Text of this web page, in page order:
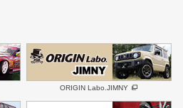
三菱
デリカ D:5
リアゲート
メンテナンスパーツ
ORIGIN Labo.JIMNY